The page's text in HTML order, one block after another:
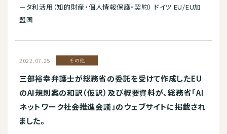
ータ利活用（知的財産・個人情報保護・契約） ドイツ EU/EU加
盟国
2022.07.25 その他
三部裕幸弁護士が総務省の委託を受けて作成したEU
のAI規則案の和訳（仮訳）及び概要資料が、総務省「AI
ネットワーク社会推進会議」のウェブサイトに掲載され
ました。